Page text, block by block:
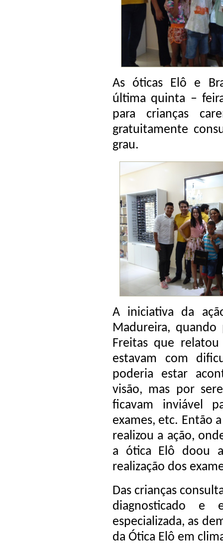
As óticas Elô e
última quinta –
para crianças
gratuitamente
grau.
A iniciativa da
Madureira, quando
Freitas que
estavam com
poderia estar
visão, mas por
ficavam inviável
exames, etc. Então
realizou a ação,
a ótica Elô doou
realização dos
Das crianças
diagnosticado e
especializada, as
da Ótica Elô em